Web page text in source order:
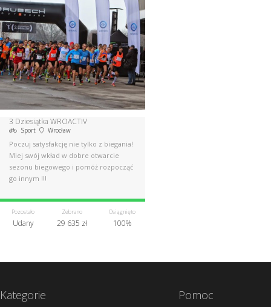
3 Dziesiątka WROACTIV
Sport Wrocław
Poczuj satysfakcję nie tylko z biegania!
Miej swój wkład w dobre otwarcie
sezonu biegowego i pomóż rozpocząć
go innym !!!
Pozostało
Udany
Zebrano
29 635 zł
Osiągnięto
100%
Kategorie Pomoc